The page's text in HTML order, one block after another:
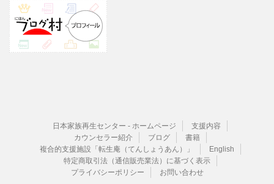
日本家族再生センター - ホームページ
支援内容
カウンセラー紹介
ブログ
書籍
複合的支援施設「転生庵（てんしょうあん）」
English
特定商取引法（通信販売業法）に基づく表示
プライバシーポリシー
お問い合わせ